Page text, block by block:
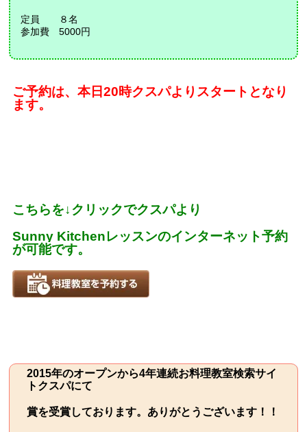
定員 ８名
参加費 5000円
ご予約は、本日20時クスパよりスタートとなり
ます。
こちらを↓クリックでクスパより
Sunny Kitchenレッスンのインターネット予約
が可能です。
2015年のオープンから4年連続お料理教室検索サイ
トクスパにて
賞を受賞しております。ありがとうございます！！